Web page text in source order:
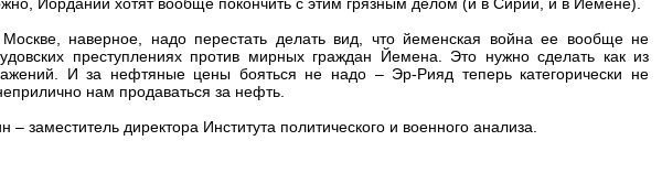
наверное, надо перестать делать вид, что йеменская война ее вообще не
преступлениях против мирных граждан Йемена. Это нужно сделать как из
И за нефтяные цены бояться не надо – Эр-Рияд теперь категорически не
нам продаваться за нефть.
заместитель директора Института политического и военного анализа.